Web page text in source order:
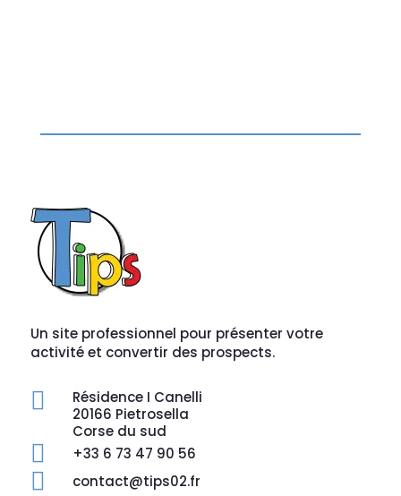
Un site professionnel pour présenter votre
activité et convertir des prospects.

Résidence I Canelli
20166 Pietrosella
Corse du sud
 +33 6 73 47 90 56
 contact@tips02.fr